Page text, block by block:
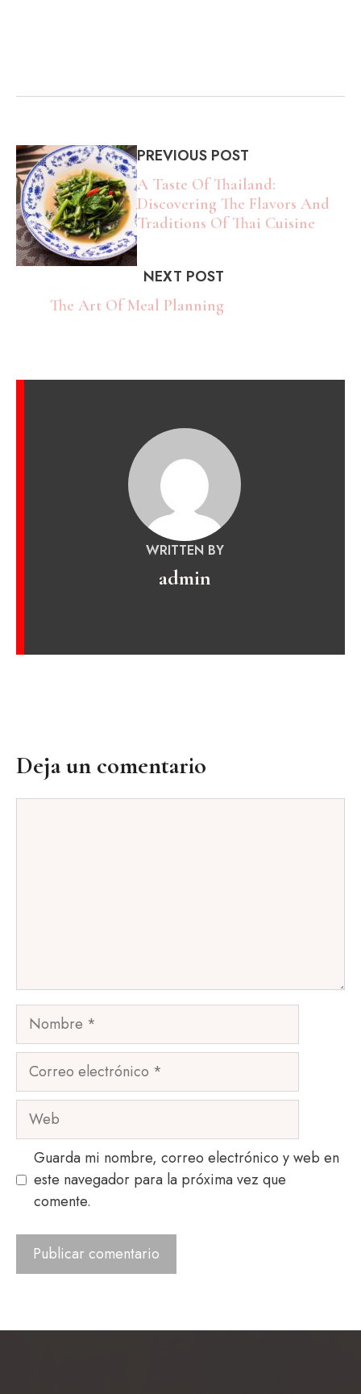
PREVIOUS POST
A Taste Of Thailand:
Discovering The Flavors And
Traditions Of Thai Cuisine
NEXT POST
The Art Of Meal Planning
WRITTEN BY
admin
Deja un comentario
Nombre
Correo
electrónico
Web
Guarda mi nombre, correo electrónico y web en
este navegador para la próxima vez que
comente.